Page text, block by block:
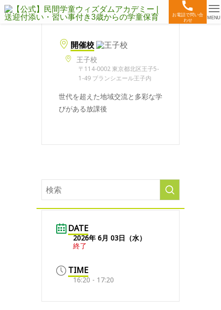
お電話で問い合
わせ
MENU
開催校
王子校
〒114-0002 東京都北区王子5-
1-49 ブランシエール王子内
世代を超えた地域交流と多彩な学
びがある放課後
DATE
2026年 6月 03日（水）
終了
TIME
16:20 - 17:20